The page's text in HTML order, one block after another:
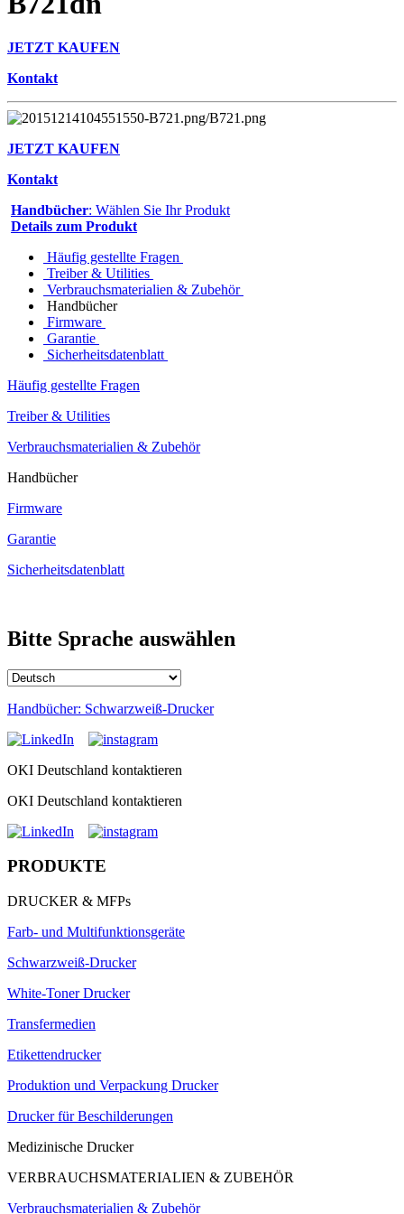
JETZT KAUFEN
Kontakt
JETZT KAUFEN
Kontakt
Handbücher: Wählen Sie Ihr Produkt
Details zum Produkt
Häufig gestellte Fragen
Treiber & Utilities
Verbrauchsmaterialien & Zubehör
Handbücher
Firmware
Garantie
Sicherheitsdatenblatt
Häufig gestellte Fragen
Treiber & Utilities
Verbrauchsmaterialien & Zubehör
Handbücher
Firmware
Garantie
Sicherheitsdatenblatt
Bitte Sprache auswählen
Handbücher: Schwarzweiß-Drucker
OKI Deutschland kontaktieren
OKI Deutschland kontaktieren
PRODUKTE
DRUCKER & MFPs
Farb- und Multifunktionsgeräte
Schwarzweiß-Drucker
White-Toner Drucker
Transfermedien
Etikettendrucker
Produktion und Verpackung Drucker
Drucker für Beschilderungen
Medizinische Drucker
VERBRAUCHSMATERIALIEN & ZUBEHÖR
Verbrauchsmaterialien & Zubehör